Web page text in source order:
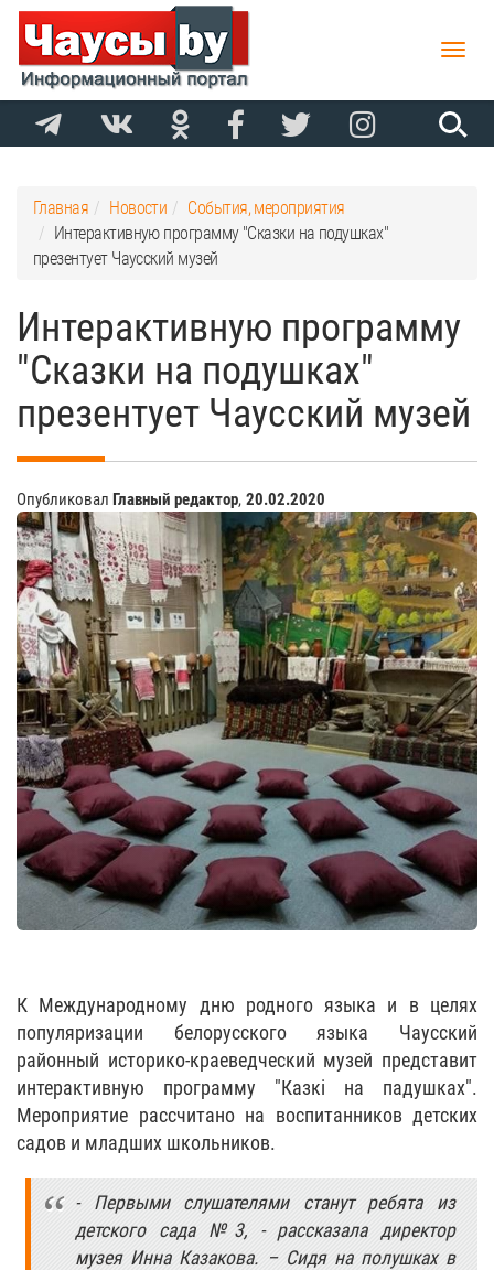
Toggle
Главная Новости
События, мероприятия
Интерактивную программу "Сказки на подушках"
презентует Чаусский музей
Интерактивную программу
"Сказки на подушках"
презентует Чаусский музей
Опубликовал Главный редактор, 20.02.2020
К Международному дню родного языка и в целях
популяризации белорусского языка Чаусский
районный историко-краеведческий музей представит
интерактивную программу "Казкi на падушках".
Мероприятие рассчитано на воспитанников детских
садов и младших школьников.
- Первыми слушателями станут ребята из
детского сада №3, - рассказала директор
музея Инна Казакова. – Сидя на полушках в